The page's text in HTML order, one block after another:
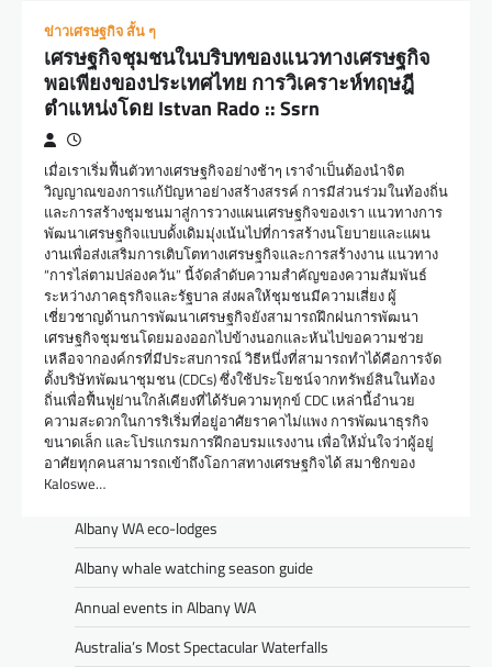
ข่าวเศรษฐกิจ สั้น ๆ
เศรษฐกิจชุมชนในบริบทของแนวทางเศรษฐกิจ
พอเพียงของประเทศไทย การวิเคราะห์ทฤษฎี
ตำแหน่งโดย Istvan Rado :: Ssrn
เมื่อเราเริ่มฟื้นตัวทางเศรษฐกิจอย่างช้าๆ เราจำเป็นต้องนำจิต
วิญญาณของการแก้ปัญหาอย่างสร้างสรรค์ การมีส่วนร่วมในท้องถิ่น
และการสร้างชุมชนมาสู่การวางแผนเศรษฐกิจของเรา แนวทางการ
พัฒนาเศรษฐกิจแบบดั้งเดิมมุ่งเน้นไปที่การสร้างนโยบายและแผน
งานเพื่อส่งเสริมการเติบโตทางเศรษฐกิจและการสร้างงาน แนวทาง
“การไล่ตามปล่องควัน” นี้จัดลำดับความสำคัญของความสัมพันธ์
ระหว่างภาคธุรกิจและรัฐบาล ส่งผลให้ชุมชนมีความเสี่ยง ผู้
เชี่ยวชาญด้านการพัฒนาเศรษฐกิจยังสามารถฝึกฝนการพัฒนา
เศรษฐกิจชุมชนโดยมองออกไปข้างนอกและหันไปขอความช่วย
เหลือจากองค์กรที่มีประสบการณ์ วิธีหนึ่งที่สามารถทำได้คือการจัด
ตั้งบริษัทพัฒนาชุมชน (CDCs) ซึ่งใช้ประโยชน์จากทรัพย์สินในท้อง
ถิ่นเพื่อฟื้นฟูย่านใกล้เคียงที่ได้รับความทุกข์ CDC เหล่านี้อำนวย
ความสะดวกในการริเริ่มที่อยู่อาศัยราคาไม่แพง การพัฒนาธุรกิจ
ขนาดเล็ก และโปรแกรมการฝึกอบรมแรงงาน เพื่อให้มั่นใจว่าผู้อยู่
อาศัยทุกคนสามารถเข้าถึงโอกาสทางเศรษฐกิจได้ สมาชิกของ
Kaloswe…
Albany WA eco-lodges
Albany whale watching season guide
Annual events in Albany WA
Australia’s Most Spectacular Waterfalls